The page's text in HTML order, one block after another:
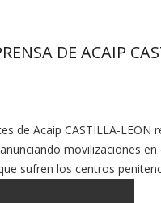
DE ACAIP
de Acaip CASTILLA-LEON
movilizaciones
sufren los centros